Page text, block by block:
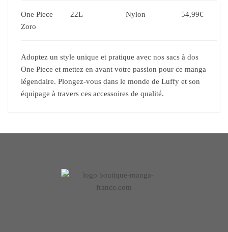
One Piece
Zoro
22L Nylon 54,99€
Adoptez un style unique et pratique avec nos sacs à dos
One Piece et mettez en avant votre passion pour ce manga
légendaire. Plongez-vous dans le monde de Luffy et son
équipage à travers ces accessoires de qualité.